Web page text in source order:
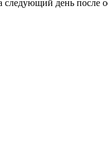
день после